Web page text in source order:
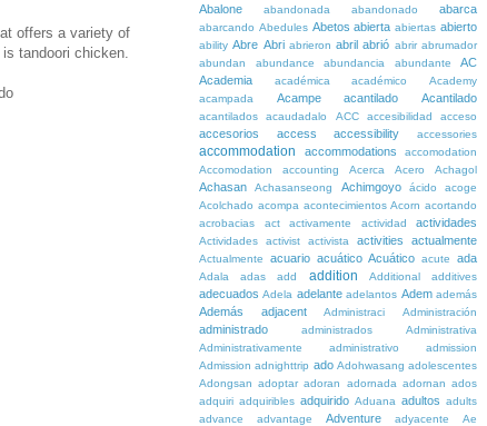
offers a variety of
tandoori chicken.
Abalone abandonada abandonado abarca
abarcando Abedules Abetos abierta abiertas abierto
ability Abre Abri abrieron abril abrió abrir abrumador
abundan
abundance abundancia abundante
AC
Academia
académica académico
Academy
acampada
Acampe acantilado Acantilado
acantilados acaudadalo ACC accesibilidad acceso
accesorios access accessibility accessories
accommodation accommodations
accomodation
Accomodation
accounting Acerca Acero Achagol
Achasan Achasanseong Achimgoyo ácido
acoge
Acolchado acompa acontecimientos Acorn acortando
acrobacias
act activamente actividad actividades
Actividades activist activista activities actualmente
Actualmente acuario acuático Acuático acute ada
Adala adas add addition Additional additives
adecuados Adela adelante adelantos Adem además
Además adjacent Administraci Administración
administrado administrados
Administrativa
Administrativamente
administrativo
admission
Admission adnighttrip ado Adohwasang adolescentes
Adongsan adoptar adoran adornada adornan ados
adquiri adquiribles adquirido Aduana adultos adults
advance
advantage Adventure adyacente
Ae